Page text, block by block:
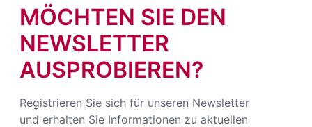
MÖCHTEN SIE DEN
NEWSLETTER
AUSPROBIEREN?
Registrieren Sie sich für unseren Newsletter
und erhalten Sie Informationen zu aktuellen